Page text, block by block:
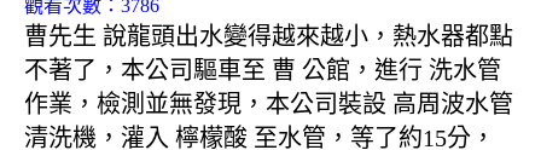
觀看次數：3786
曹先生 說龍頭出水變得越來越小，熱水器都點
不著了，本公司驅車至 曹 公館，進行 洗水管
作業，檢測並無發現，本公司裝設 高周波水管
清洗機，灌入 檸檬酸 至水管，等了約15分，